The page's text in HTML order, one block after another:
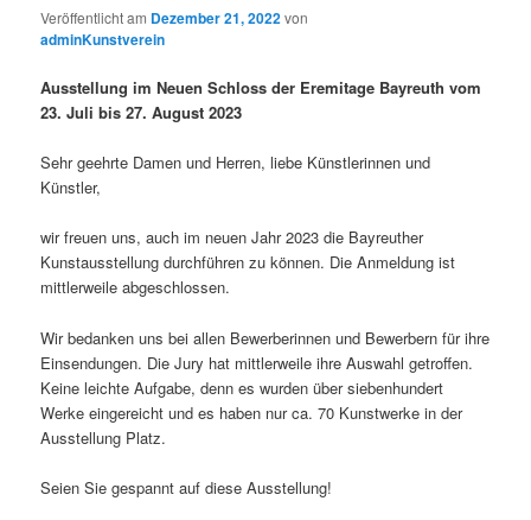
Veröffentlicht am Dezember 21, 2022von
adminKunstverein
Ausstellung im Neuen Schloss der Eremitage Bayreuth vom
23. Juli bis 27. August 2023
Sehr geehrte Damen und Herren, liebe Künstlerinnen und
Künstler,
wir freuen uns, auch im neuen Jahr 2023 die Bayreuther
Kunstausstellung durchführen zu können. Die Anmeldung ist
mittlerweile abgeschlossen.
Wir bedanken uns bei allen Bewerberinnen und Bewerbern für ihre
Einsendungen. Die Jury hat mittlerweile ihre Auswahl getroffen.
Keine leichte Aufgabe, denn es wurden über siebenhundert
Werke eingereicht und es haben nur ca. 70 Kunstwerke in der
Ausstellung Platz.
Seien Sie gespannt auf diese Ausstellung!